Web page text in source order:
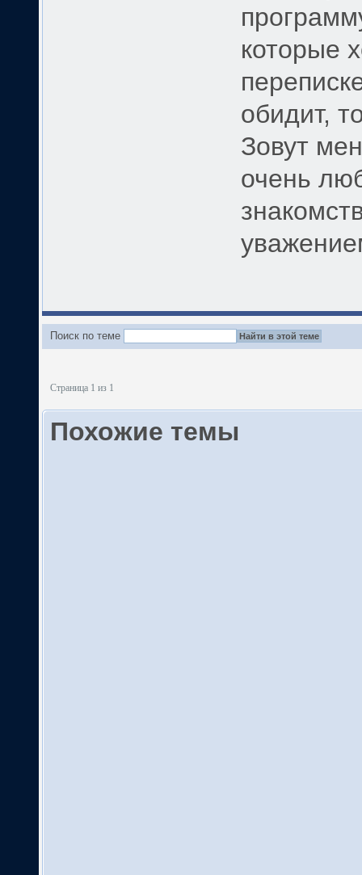
которые
обидит,
Зовут
очень
Поиск по теме
Страница 1 из 1
Похожие темы